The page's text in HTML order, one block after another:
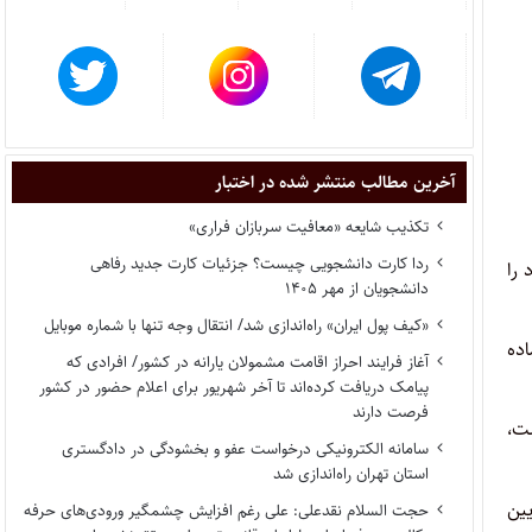
خود را
(۱۴) مکرر قانون و تبصره (۱) آن است،
آخرین مطالب منتشر شده در اختبار
تکذیب شایعه «معافیت سربازان فراری»
ردا کارت دانشجویی چیست؟ جزئیات کارت جدید رفاهی
دانشجویان از مهر ۱۴۰۵
«کیف پول ایران» راه‌اندازی شد/ انتقال وجه تنها با شماره موبایل
آغاز فرایند احراز اقامت مشمولان یارانه در کشور/ افرادی که
پیامک دریافت کرده‌اند تا آخر شهریور برای اعلام حضور در کشور
فرصت دارند
سامانه الکترونیکی درخواست عفو و بخشودگی در دادگستری
استان تهران راه‌اندازی شد
حجت السلام نقدعلی: علی رغم افزایش چشمگیر ورودی‌های حرفه